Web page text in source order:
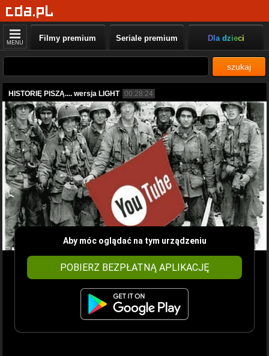
MENU Filmy premium Seriale premium Dla dzieci
szukaj
HISTORIĘ PISZĄ.... wersja LIGHT 00:28:24
Aby móc oglądać na tym urządzeniu
POBIERZ BEZPŁATNĄ APLIKACJĘ